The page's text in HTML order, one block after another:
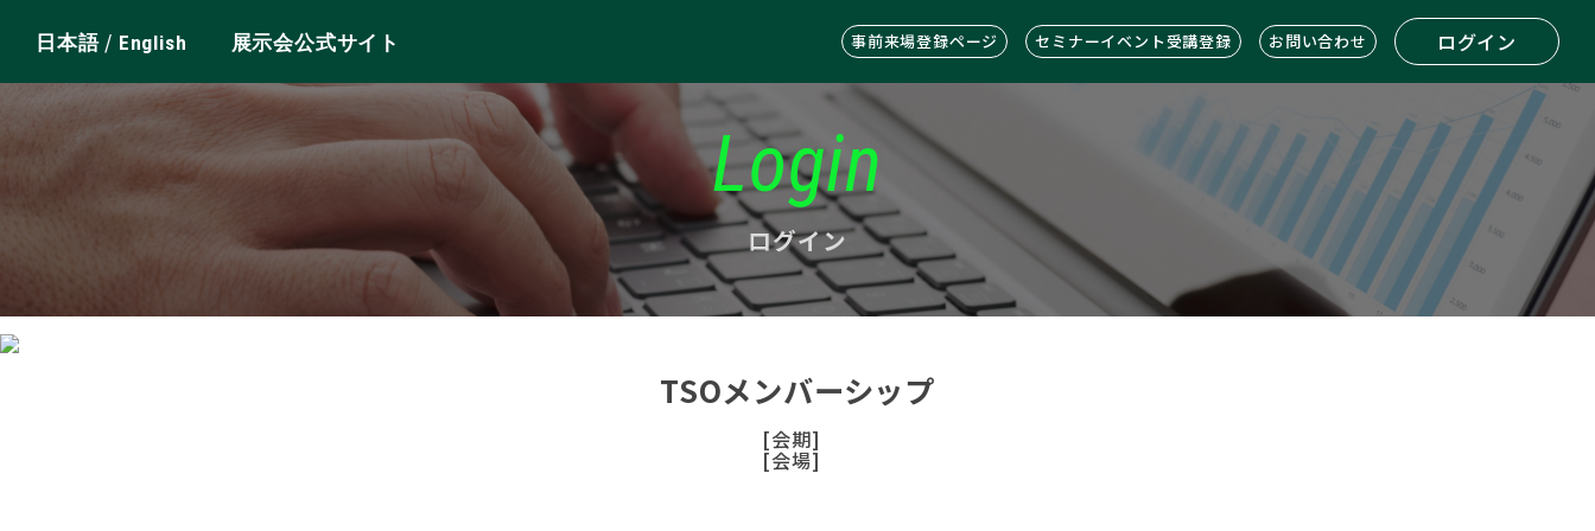
日本語/ English 展示会公式サイト 事前来場登録ページ セミナーイベント受講登録 お問い合わせ ログイン
Login
ログイン
TSOメンバーシップ
[会期]
[会場]